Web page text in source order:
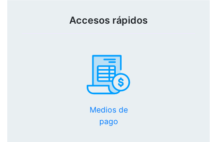
Accesos rápidos
Medios de
pago